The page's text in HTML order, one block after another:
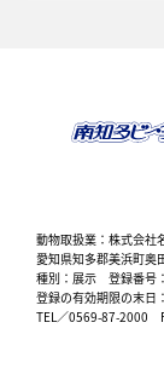
動物取扱業：株式会
愛知県知多郡美浜町奥
種別：展示 登録番号
登録の有効期限の末
TEL／0569-87-2000